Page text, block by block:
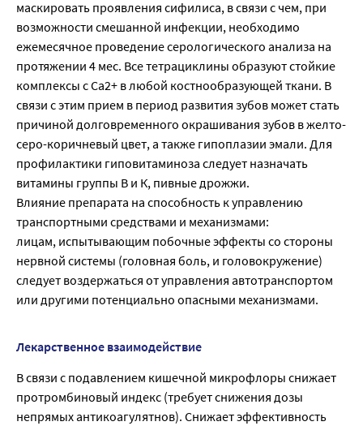
маскировать проявления сифилиса, в связи с чем, при
возможности смешанной инфекции, необходимо
ежемесячное проведение серологического анализа на
протяжении 4 мес. Все тетрациклины образуют стойкие
комплексы с Са2+ в любой костнообразующей ткани. В
связи с этим прием в период развития зубов может стать
причиной долговременного окрашивания зубов в желто-
серо-коричневый цвет, а также гипоплазии эмали. Для
профилактики гиповитаминоза следует назначать
витамины группы В и К, пивные дрожжи.
Влияние препарата на способность к управлению
транспортными средствами и механизмами:
лицам, испытывающим побочные эффекты со стороны
нервной системы (головная боль, и головокружение)
следует воздержаться от управления автотранспортом
или другими потенциально опасными механизмами.
Лекарственное взаимодействие
В связи с подавлением кишечной микрофлоры снижает
протромбиновый индекс (требует снижения дозы
непрямых антикоагулятнов). Снижает эффективность